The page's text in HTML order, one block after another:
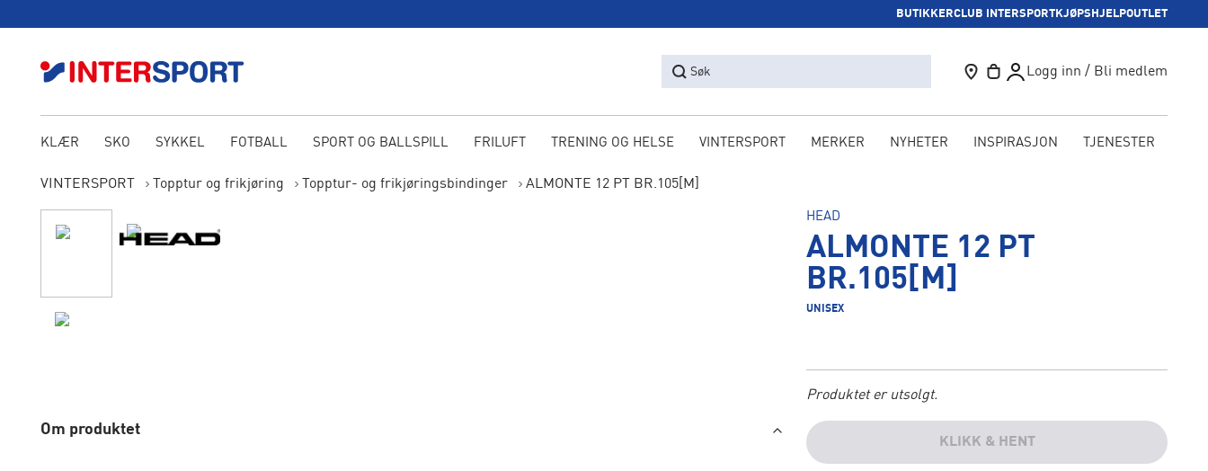
BUTIKKERCLUB INTERSPORTKJØPSHJELPOUTLET
Søk Logg inn / Bli medlem
KLÆR SKO SYKKEL FOTBALL SPORT OG BALLSPILL FRILUFT TRENING OG HELSE VINTERSPORT MERKER NYHETER INSPIRASJON TJENESTER
VINTERSPORT Topptur og frikjøring Topptur- og frikjøringsbindinger ALMONTE 12 PT BR.105[M]
Om produktet
HEAD
ALMONTE 12 PT
BR.105[M]
UNISEX
Produktet er utsolgt.
KLIKK & HENT